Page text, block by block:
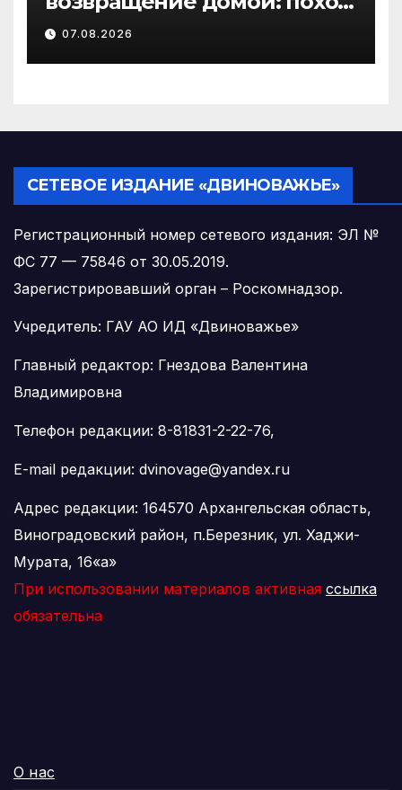
на родину предков в
Виноградовском округе
07.08.2026
СЕТЕВОЕ ИЗДАНИЕ «ДВИНОВАЖЬЕ»
Регистрационный номер сетевого издания: ЭЛ №
ФС 77 — 75846 от 30.05.2019.
Зарегистрировавший орган – Роскомнадзор.
Учредитель: ГАУ АО ИД «Двиноважье»
Главный редактор: Гнездова Валентина
Владимировна
Телефон редакции: 8-81831-2-22-76,
E-mail редакции: dvinovage@yandex.ru
Адрес редакции: 164570 Архангельская область,
Виноградовский район, п.Березник, ул. Хаджи-
Мурата, 16«а»
При использовании материалов активная ссылка
обязательна
О нас